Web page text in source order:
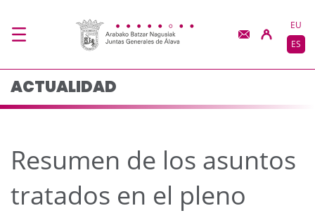
Resumen de los
EU
ES
ACTUALIDAD
Resumen de los asuntos
tratados en el pleno